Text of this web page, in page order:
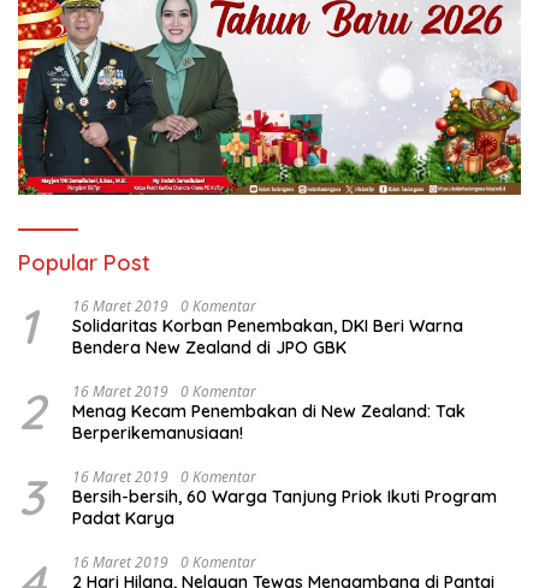
Popular Post
1 16 Maret 2019 0 Komentar
Solidaritas Korban Penembakan, DKI Beri Warna
Bendera New Zealand di JPO GBK
2 16 Maret 2019 0 Komentar
Menag Kecam Penembakan di New Zealand: Tak
Berperikemanusiaan!
3 16 Maret 2019 0 Komentar
Bersih-bersih, 60 Warga Tanjung Priok Ikuti Program
Padat Karya
16 Maret 2019 0 Komentar
2 Hari Hilang, Nelayan Tewas Mengambang di Pantai